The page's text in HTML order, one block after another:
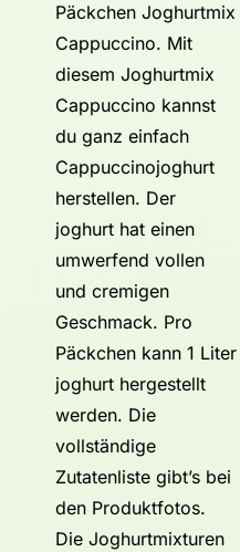
Päckchen Joghurtmix
Cappuccino. Mit
diesem Joghurtmix
Cappuccino kannst
du ganz einfach
Cappuccinojoghurt
herstellen. Der
joghurt hat einen
umwerfend vollen
und cremigen
Geschmack. Pro
Päckchen kann 1 Liter
joghurt hergestellt
werden. Die
vollständige
Zutatenliste gibt’s bei
den Produktfotos.
Die Joghurtmixturen